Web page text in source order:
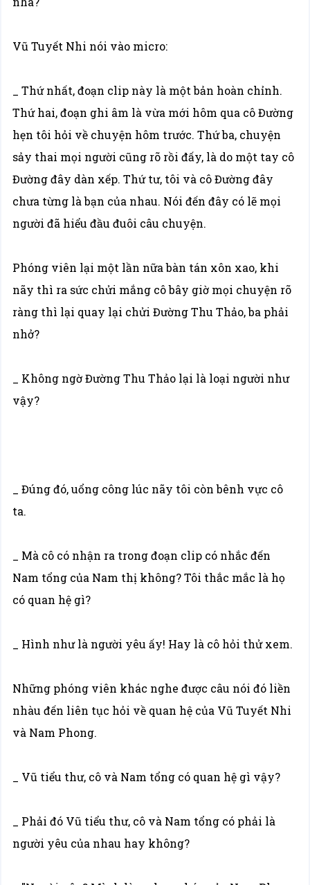
Vũ Tuyết Nhi nói vào micro:
_ Thứ nhất, đoạn clip này là một bản hoàn chỉnh.
Thứ hai, đoạn ghi âm là vừa mới hôm qua cô Đường
hẹn tôi hỏi về chuyện hôm trước. Thứ ba, chuyện
sảy thai mọi người cũng rõ rồi đấy, là do một tay cô
Đường đây dàn xếp. Thứ tư, tôi và cô Đường đây
chưa từng là bạn của nhau. Nói đến đây có lẽ mọi
người đã hiểu đầu đuôi câu chuyện.
Phóng viên lại một lần nữa bàn tán xôn xao, khi
nãy thì ra sức chửi mắng cô bây giờ mọi chuyện rõ
ràng thì lại quay lại chửi Đường Thu Thảo, ba phải
nhở?
_ Không ngờ Đường Thu Thảo lại là loại người như
vậy?
_ Đúng đó, uổng công lúc nãy tôi còn bênh vực cô
ta.
_ Mà cô có nhận ra trong đoạn clip có nhắc đến
Nam tổng của Nam thị không? Tôi thắc mắc là họ
có quan hệ gì?
_ Hình như là người yêu ấy! Hay là cô hỏi thử xem.
Những phóng viên khác nghe được câu nói đó liền
nhàu đến liên tục hỏi về quan hệ của Vũ Tuyết Nhi
và Nam Phong.
_ Vũ tiểu thư, cô và Nam tổng có quan hệ gì vậy?
_ Phải đó Vũ tiểu thư, cô và Nam tổng có phải là
người yêu của nhau hay không?